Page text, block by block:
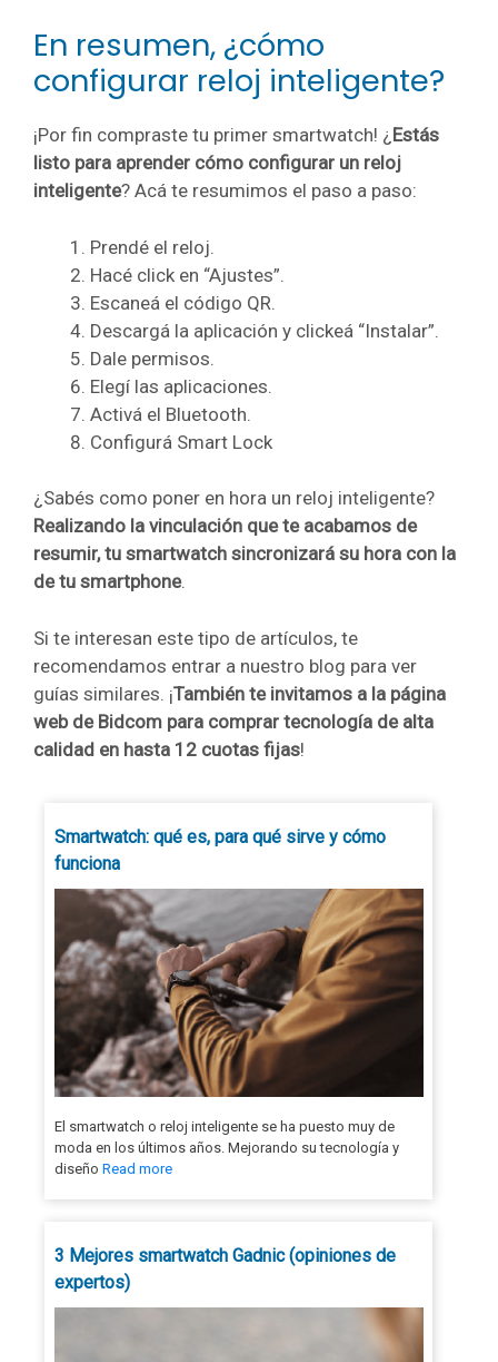
En resumen, ¿cómo
configurar reloj inteligente?
¡Por fin compraste tu primer smartwatch! ¿ Estás
listo para aprender cómo configurar un reloj
inteligente? Acá te resumimos el paso a paso:
Prendé el reloj.
Hacé click en “Ajustes”.
Escaneá el código QR.
Descargá la aplicación y clickeá “Instalar”.
Dale permisos.
Elegí las aplicaciones.
Activá el Bluetooth.
Configurá Smart Lock
¿Sabés como poner en hora un reloj inteligente?
Realizando la vinculación que te acabamos de
resumir, tu smartwatch sincronizará su hora con la
de tu smartphone.
Si te interesan este tipo de artículos, te
recomendamos entrar a nuestro blog para ver
guías similares. ¡También te invitamos a la página
web de Bidcom para comprar tecnología de alta
calidad en hasta 12 cuotas fijas!
Smartwatch: qué es, para qué sirve y cómo
funciona
El smartwatch o reloj inteligente se ha puesto muy de
moda en los últimos años. Mejorando su tecnología y
diseño Read more
3 Mejores smartwatch Gadnic (opiniones de
expertos)